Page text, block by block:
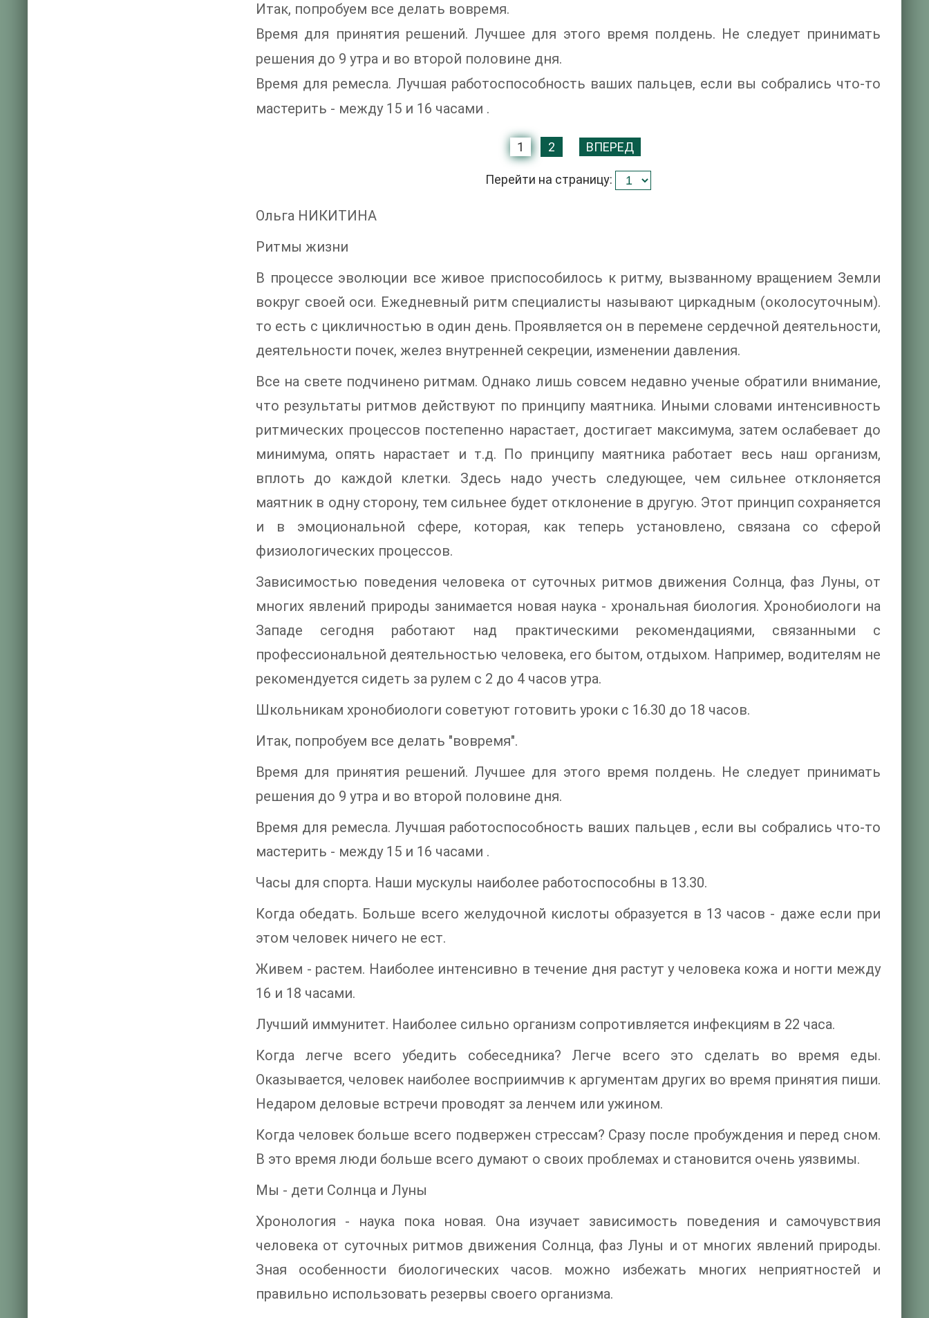
Итак, попробуем все делать вовремя.
Время для принятия решений. Лучшее для этого время полдень. Не следует принимать
решения до 9 утра и во второй половине дня.
Время для ремесла. Лучшая работоспособность ваших пальцев, если вы собрались что-то
мастерить - между 15 и 16 часами .
1 2 ВПЕРЕД
Перейти на страницу:
Ольга НИКИТИНА
Ритмы жизни
В процессе эволюции все живое приспособилось к ритму, вызванному вращением Земли
вокруг своей оси. Ежедневный ритм специалисты называют циркадным (околосуточным).
то есть с цикличностью в один день. Проявляется он в перемене сердечной деятельности,
деятельности почек, желез внутренней секреции, изменении давления.
Все на свете подчинено ритмам. Однако лишь совсем недавно ученые обратили внимание,
что результаты ритмов действуют по принципу маятника. Иными словами интенсивность
ритмических процессов постепенно нарастает, достигает максимума, затем ослабевает до
минимума, опять нарастает и т.д. По принципу маятника работает весь наш организм,
вплоть до каждой клетки. Здесь надо учесть следующее, чем сильнее отклоняется
маятник в одну сторону, тем сильнее будет отклонение в другую. Этот принцип сохраняется
и в эмоциональной сфере, которая, как теперь установлено, связана со сферой
физиологических процессов.
Зависимостью поведения человека от суточных ритмов движения Солнца, фаз Луны, от
многих явлений природы занимается новая наука - хрональная биология. Хронобиологи на
Западе сегодня работают над практическими рекомендациями, связанными с
профессиональной деятельностью человека, его бытом, отдыхом. Например, водителям не
рекомендуется сидеть за рулем с 2 до 4 часов утра.
Школьникам хронобиологи советуют готовить уроки с 16.30 до 18 часов.
Итак, попробуем все делать "вовремя".
Время для принятия решений. Лучшее для этого время полдень. Не следует принимать
решения до 9 утра и во второй половине дня.
Время для ремесла. Лучшая работоспособность ваших пальцев , если вы собрались что-то
мастерить - между 15 и 16 часами .
Часы для спорта. Наши мускулы наиболее работоспособны в 13.30.
Когда обедать. Больше всего желудочной кислоты образуется в 13 часов - даже если при
этом человек ничего не ест.
Живем - растем. Наиболее интенсивно в течение дня растут у человека кожа и ногти между
16 и 18 часами.
Лучший иммунитет. Наиболее сильно организм сопротивляется инфекциям в 22 часа.
Когда легче всего убедить собеседника? Легче всего это сделать во время еды.
Оказывается, человек наиболее восприимчив к аргументам других во время принятия пиши.
Недаром деловые встречи проводят за ленчем или ужином.
Когда человек больше всего подвержен стрессам? Сразу после пробуждения и перед сном.
В это время люди больше всего думают о своих проблемах и становится очень уязвимы.
Мы - дети Солнца и Луны
Хронология - наука пока новая. Она изучает зависимость поведения и самочувствия
человека от суточных ритмов движения Солнца, фаз Луны и от многих явлений природы.
Зная особенности биологических часов. можно избежать многих неприятностей и
правильно использовать резервы своего организма.